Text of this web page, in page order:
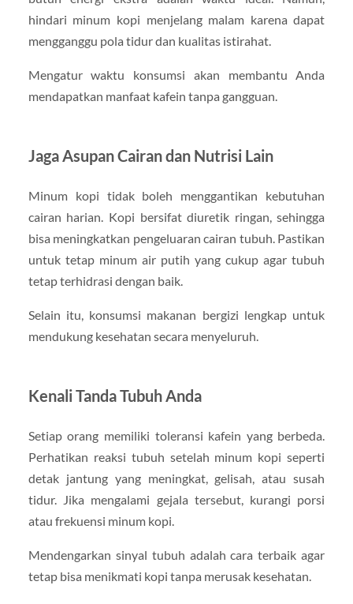
hindari minum kopi menjelang malam karena dapat
mengganggu pola tidur dan kualitas istirahat.
Mengatur waktu konsumsi akan membantu Anda
mendapatkan manfaat kafein tanpa gangguan.
Jaga Asupan Cairan dan Nutrisi Lain
Minum kopi tidak boleh menggantikan kebutuhan
cairan harian. Kopi bersifat diuretik ringan, sehingga
bisa meningkatkan pengeluaran cairan tubuh. Pastikan
untuk tetap minum air putih yang cukup agar tubuh
tetap terhidrasi dengan baik.
Selain itu, konsumsi makanan bergizi lengkap untuk
mendukung kesehatan secara menyeluruh.
Kenali Tanda Tubuh Anda
Setiap orang memiliki toleransi kafein yang berbeda.
Perhatikan reaksi tubuh setelah minum kopi seperti
detak jantung yang meningkat, gelisah, atau susah
tidur. Jika mengalami gejala tersebut, kurangi porsi
atau frekuensi minum kopi.
Mendengarkan sinyal tubuh adalah cara terbaik agar
tetap bisa menikmati kopi tanpa merusak kesehatan.